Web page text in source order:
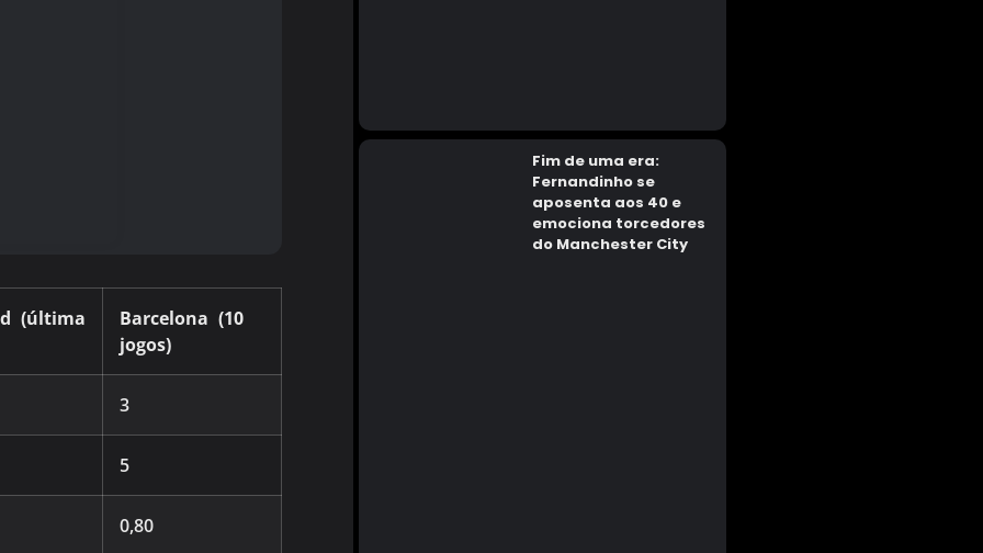
(última
Barcelona (10
jogos)
3
5
0,80
Fim de uma era:
Fernandinho se
aposenta aos 40 e
emociona torcedores
do Manchester City